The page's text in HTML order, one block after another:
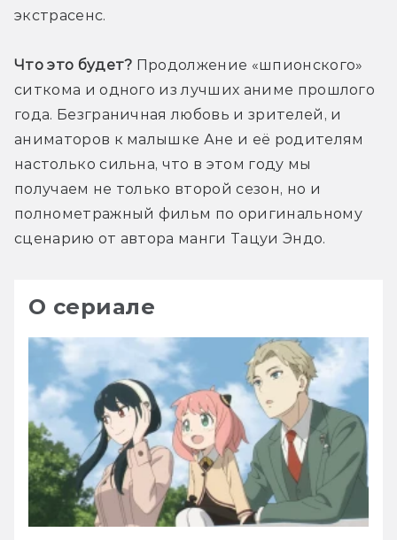
экстрасенс.
Что это будет? Продолжение «шпионского»
ситкома и одного из лучших аниме прошлого
года. Безграничная любовь и зрителей, и
аниматоров к малышке Ане и её родителям
настолько сильна, что в этом году мы
получаем не только второй сезон, но и
полнометражный фильм по оригинальному
сценарию от автора манги Тацуи Эндо.
О сериале